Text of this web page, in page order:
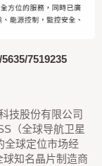
7519235
技股份有限公司
（全球导航卫星
全球定位市场经
知名晶片制造商